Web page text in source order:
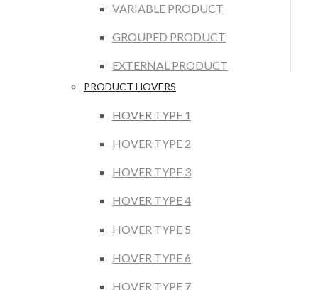
VARIABLE PRODUCT
GROUPED PRODUCT
EXTERNAL PRODUCT
PRODUCT HOVERS
HOVER TYPE 1
HOVER TYPE 2
HOVER TYPE 3
HOVER TYPE 4
HOVER TYPE 5
HOVER TYPE 6
HOVER TYPE 7